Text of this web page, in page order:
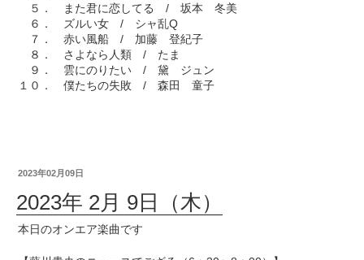
５． また君に恋してる / 坂本 冬美
６． ズルい女 / シャ乱Q
７． 赤い風船 / 加藤 登紀子
８． さよなら人類 / たま
９． 雲にのりたい / 黛 ジュン
１０． 僕たちの失敗 / 森田 童子
2023年02月09日
2023年 2月 9日（木）
本日のオンエア楽曲です